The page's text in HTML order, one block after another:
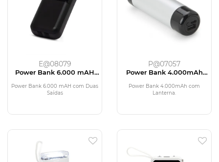
E@08079
Power Bank 6.000 mAH
Power Bank 6.000 mAH com Duas
Saídas
P@07057
Power Bank 4.000mAh
Power Bank 4.000mAh com
Lanterna.